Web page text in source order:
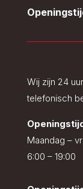
Wij zijn 24
telefonisch
Maandag –
6:00 – 19:00